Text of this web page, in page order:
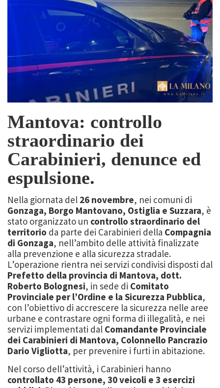
Mantova: controllo
straordinario dei
Carabinieri, denunce ed
espulsione.
Nella giornata del 26 novembre, nei comuni di
Gonzaga, Borgo Mantovano, Ostiglia e Suzzara, è
stato organizzato un controllo straordinario del
territorio da parte dei Carabinieri della Compagnia
di Gonzaga, nell’ambito delle attività finalizzate
alla prevenzione e alla sicurezza stradale.
L’operazione rientra nei servizi condivisi disposti dal
Prefetto della provincia di Mantova, dott.
Roberto Bolognesi, in sede di Comitato
Provinciale per l’Ordine e la Sicurezza Pubblica,
con l’obiettivo di accrescere la sicurezza nelle aree
urbane e contrastare ogni forma di illegalità, e nei
servizi implementati dal Comandante Provinciale
dei Carabinieri di Mantova, Colonnello Pancrazio
Dario Vigliotta, per prevenire i furti in abitazione.
Nel corso dell’attività, i Carabinieri hanno
controllato 43 persone, 30 veicoli e 3 esercizi